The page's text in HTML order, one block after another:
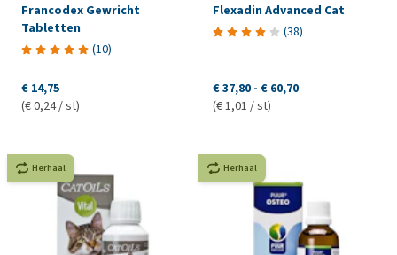
Francodex Gewricht
Tabletten
(10)
€ 14,75
(€ 0,24 / st)
Flexadin Advanced Cat
(38)
€ 37,80 - € 60,70
(€ 1,01 / st)
Herhaal Herhaal